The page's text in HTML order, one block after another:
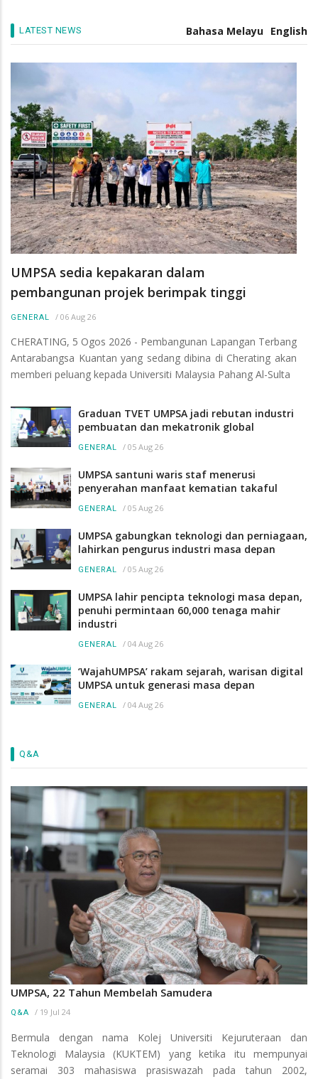
LATEST NEWS Bahasa Melayu English
UMPSA sedia kepakaran dalam
pembangunan projek berimpak tinggi
GENERAL / 06 Aug 26
CHERATING, 5 Ogos 2026 - Pembangunan Lapangan Terbang
Antarabangsa Kuantan yang sedang dibina di Cherating akan
memberi peluang kepada Universiti Malaysia Pahang Al-Sulta
Graduan TVET UMPSA jadi rebutan industri
pembuatan dan mekatronik global
GENERAL / 05 Aug 26
UMPSA santuni waris staf menerusi
penyerahan manfaat kematian takaful
GENERAL / 05 Aug 26
UMPSA gabungkan teknologi dan perniagaan,
lahirkan pengurus industri masa depan
GENERAL / 05 Aug 26
UMPSA lahir pencipta teknologi masa depan,
penuhi permintaan 60,000 tenaga mahir
industri
GENERAL / 04 Aug 26
‘WajahUMPSA’ rakam sejarah, warisan digital
UMPSA untuk generasi masa depan
GENERAL / 04 Aug 26
Q&A
UMPSA, 22 Tahun Membelah Samudera
Q&A / 19 Jul 24
Bermula dengan nama Kolej Universiti Kejuruteraan dan
Teknologi Malaysia (KUKTEM) yang ketika itu mempunyai
seramai 303 mahasiswa prasiswazah pada tahun 2002,